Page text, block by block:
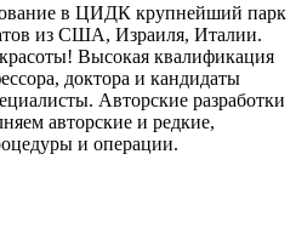
в ЦИДК крупнейший парк
из США, Израиля, Италии.
Высокая квалификация
доктора и кандидаты
Авторские разработки
авторские и редкие,
и операции.